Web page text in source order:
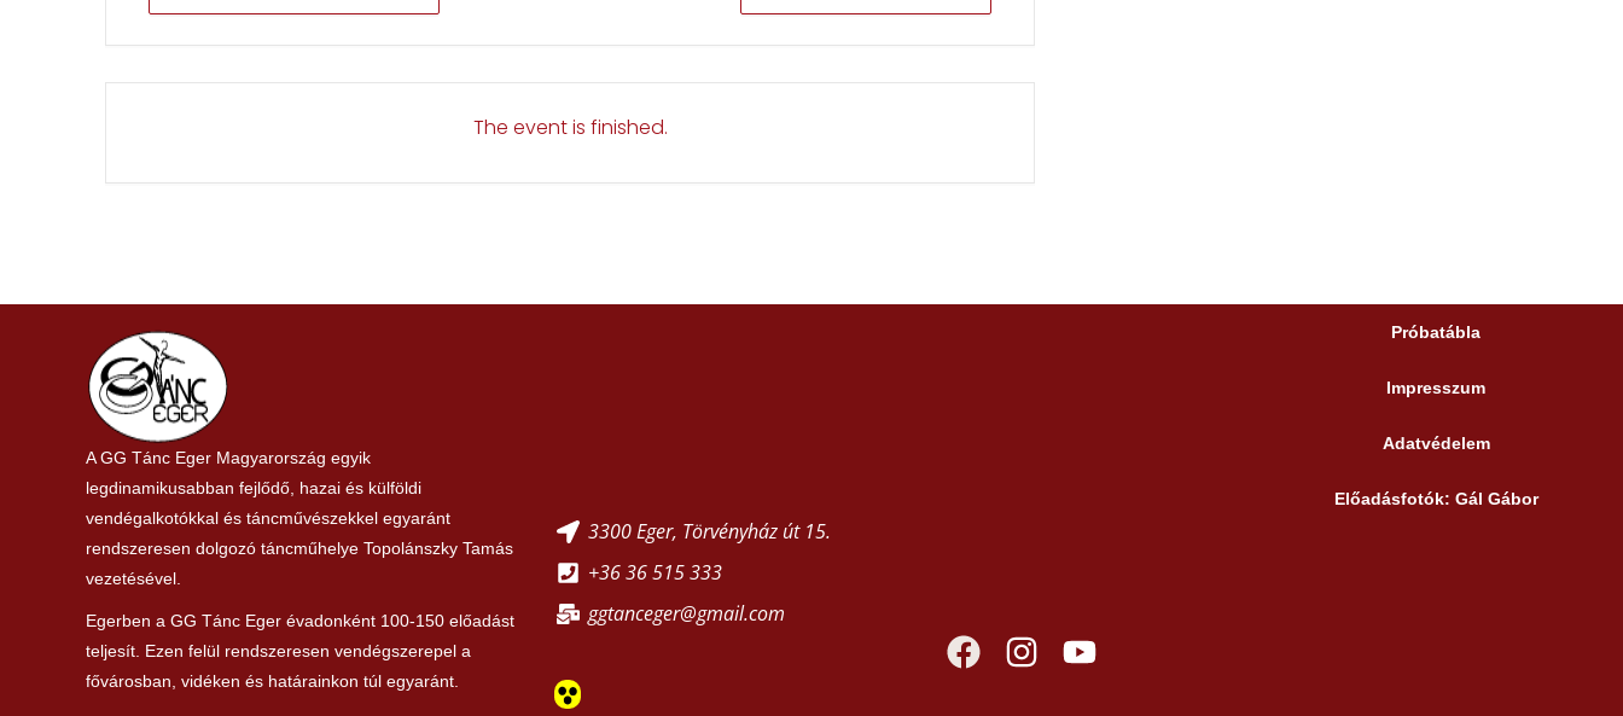
The event is finished.
A GG Tánc Eger Magyarország egyik
legdinamikusabban fejlődő, hazai és külföldi
vendégalkotókkal és táncművészekkel egyaránt
rendszeresen dolgozó táncműhelye Topolánszky Tamás
vezetésével.
Egerben a GG Tánc Eger évadonként 100-150 előadást
teljesít. Ezen felül rendszeresen vendégszerepel a
fővárosban, vidéken és határainkon túl egyaránt.
3300 Eger, Törvényház út 15.
+36 36 515 333
ggtanceger@gmail.com
Próbatábla
Impresszum
Adatvédelem
Előadásfotók: Gál Gábor